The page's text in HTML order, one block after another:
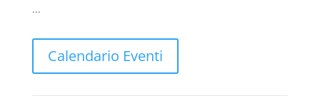
...
Calendario Eventi